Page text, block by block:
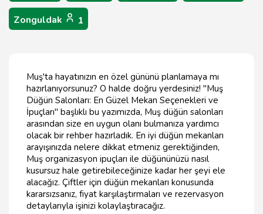
Zonguldak 1
Muş'ta hayatınızın en özel gününü planlamaya mı
hazırlanıyorsunuz? O halde doğru yerdesiniz! "Muş
Düğün Salonları: En Güzel Mekan Seçenekleri ve
İpuçları" başlıklı bu yazımızda, Muş düğün salonları
arasından size en uygun olanı bulmanıza yardımcı
olacak bir rehber hazırladık. En iyi düğün mekanları
arayışınızda nelere dikkat etmeniz gerektiğinden,
Muş organizasyon ipuçları ile düğününüzü nasıl
kusursuz hale getirebileceğinize kadar her şeyi ele
alacağız. Çiftler için düğün mekanları konusunda
kararsızsanız, fiyat karşılaştırmaları ve rezervasyon
detaylarıyla işinizi kolaylaştıracağız.